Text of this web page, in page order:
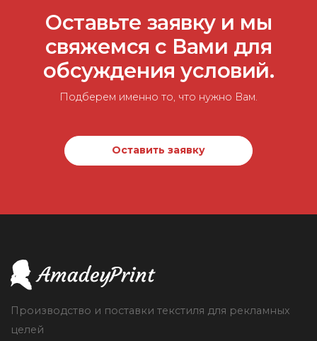
Оставьте заявку и мы
свяжемся с Вами для
обсуждения условий.
Подберем именно то, что нужно Вам.
Оставить заявку
Производство и поставки текстиля для рекламных
целей